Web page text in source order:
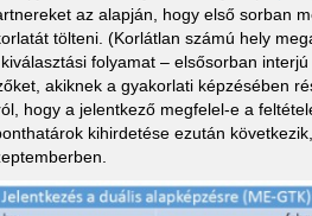
az alapján, hogy első sorban
tölteni. (Korlátlan számú hely
folyamat – elsősorban
akiknek a gyakorlati képzésében
hogy a jelentkező megfelel-e a
kihirdetése ezután